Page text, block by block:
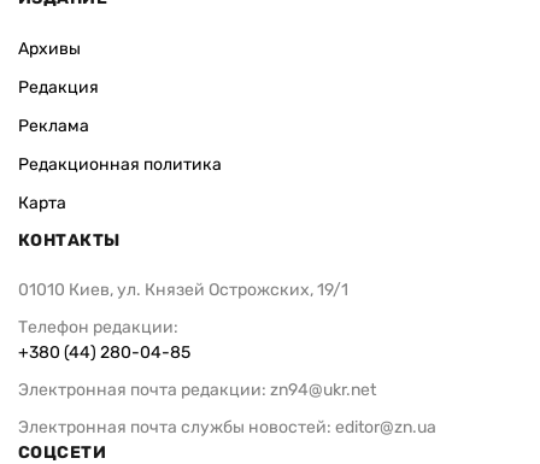
Архивы
Редакция
Реклама
Редакционная политика
Карта
КОНТАКТЫ
01010 Киев, ул. Князей Острожских, 19/1
Телефон редакции:
+380 (44) 280-04-85
Электронная почта редакции: zn94@ukr.net
Электронная почта службы новостей: editor@zn.ua
СОЦСЕТИ